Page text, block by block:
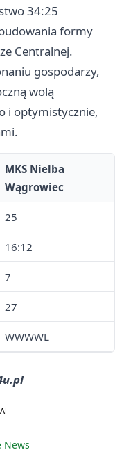
34:25
formy
Centralnej.
gospodarzy,
wolą
i optymistycznie,
MKS Nielba
Wągrowiec
25
16:12
7
27
WWWWL
News